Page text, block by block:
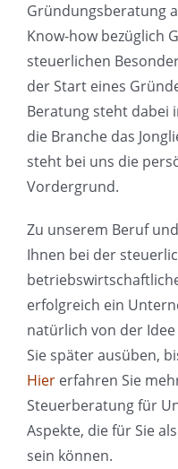
Gründungsberatung
Know-how bezüglich
steuerlichen
der Start eines
Beratung steht dabei
die Branche das
steht bei uns die
Vordergrund.
Zu unserem Beruf
Ihnen bei der
erfolgreich ein
natürlich von der
Sie später ausüben,
Hiererfahren Sie
Steuerberatung für
Aspekte, die für Sie
sein können.